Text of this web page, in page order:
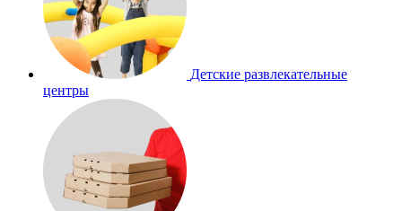
Детские развлекательные
центры